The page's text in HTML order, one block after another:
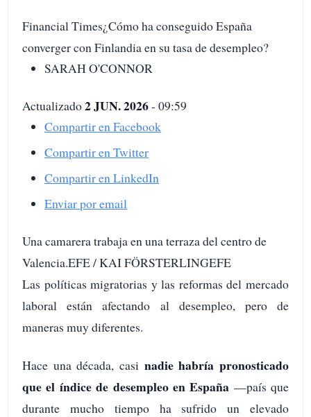
Financial Times¿Cómo ha conseguido España
converger con Finlandia en su tasa de desempleo?
SARAH O'CONNOR
Actualizado2 JUN. 2026- 09:59
Compartir en Facebook
Compartir en Twitter
Compartir en LinkedIn
Enviar por email
Una camarera trabaja en una terraza del centro de
Valencia.EFE / KAI FÖRSTERLINGEFE
Las políticas migratorias y las reformas del mercado
laboral están afectando al desempleo, pero de
maneras muy diferentes.
Hace una década, casi nadie habría pronosticado
que el índice de desempleo en España —país que
durante mucho tiempo ha sufrido un elevado